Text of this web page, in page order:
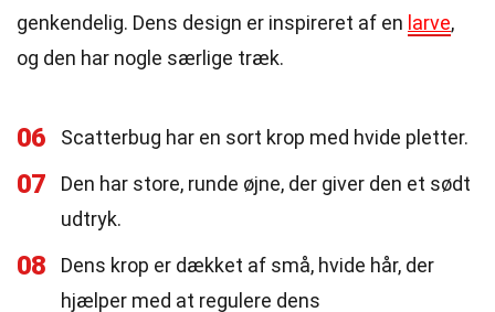
genkendelig. Dens design er inspireret af en larve,
og den har nogle særlige træk.
06 Scatterbug har en sort krop med hvide pletter.
07
Den har store, runde øjne, der giver den et sødt
udtryk.
08
Dens krop er dækket af små, hvide hår, der
hjælper med at regulere dens